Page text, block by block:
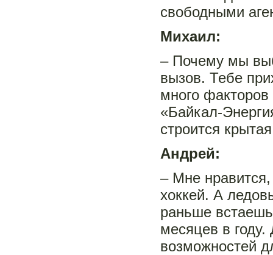
свободными
Михаил:
– Почему мы
вызов. Тебе
много
«Байкал-
строится
Андрей:
– Мне
хоккей. А
раньше
месяцев в
возможностей